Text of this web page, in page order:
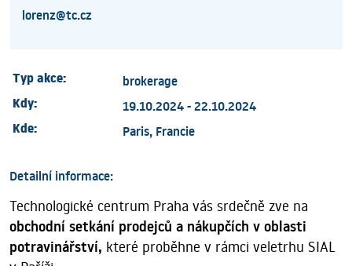
lorenz@tc.cz
Typ akce: brokerage
Kdy: 19.10.2024 - 22.10.2024
Kde: Paris, Francie
Detailní informace:
Technologické centrum Praha vás srdečně zve na
obchodní setkání prodejců a nákupčích v oblasti
potravinářství, které proběhne v rámci veletrhu SIAL